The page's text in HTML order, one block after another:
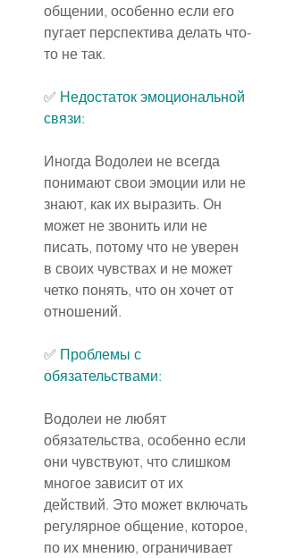
общении, особенно если его
пугает перспектива делать что-
то не так.
✅ Недостаток эмоциональной
связи:
Иногда Водолеи не всегда
понимают свои эмоции или не
знают, как их выразить. Он
может не звонить или не
писать, потому что не уверен
в своих чувствах и не может
четко понять, что он хочет от
отношений.
✅ Проблемы с
обязательствами:
Водолеи не любят
обязательства, особенно если
они чувствуют, что слишком
многое зависит от их
действий. Это может включать
регулярное общение, которое,
по их мнению, ограничивает